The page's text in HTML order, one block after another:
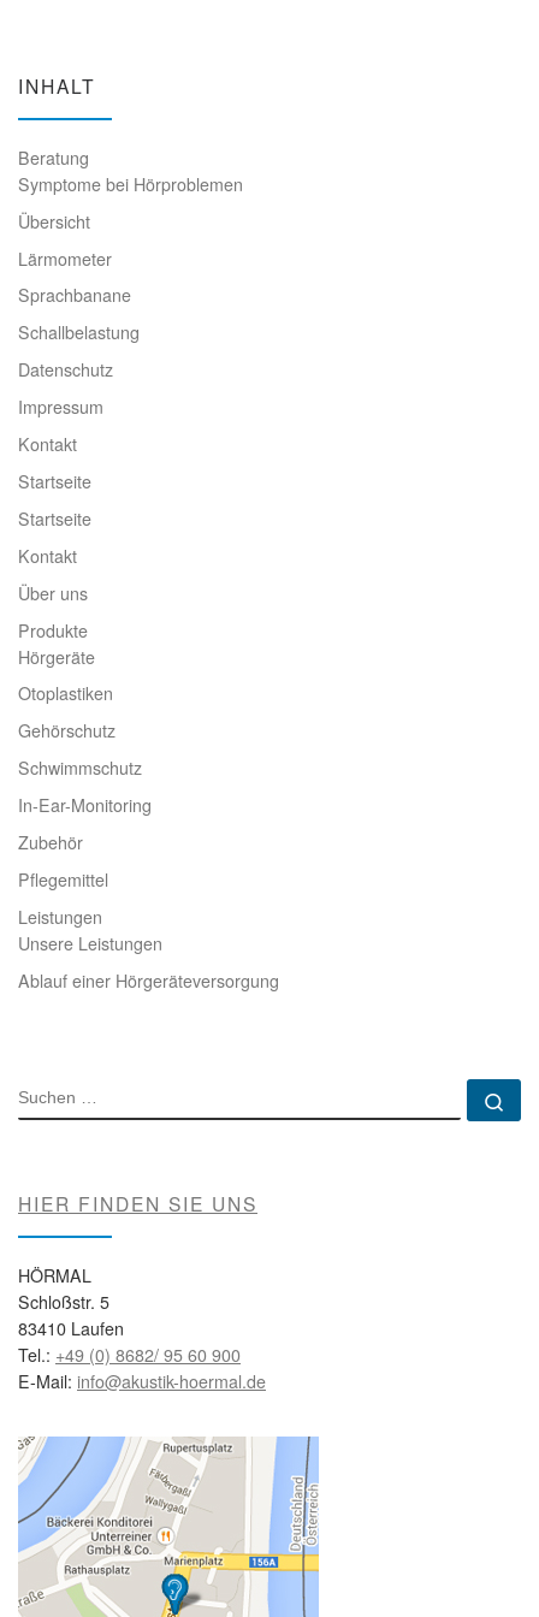
INHALT
Beratung
Symptome bei Hörproblemen
Übersicht
Lärmometer
Sprachbanane
Schallbelastung
Datenschutz
Impressum
Kontakt
Startseite
Startseite
Kontakt
Über uns
Produkte
Hörgeräte
Otoplastiken
Gehörschutz
Schwimmschutz
In-Ear-Monitoring
Zubehör
Pflegemittel
Leistungen
Unsere Leistungen
Ablauf einer Hörgeräteversorgung
SUCHE
HIER FINDEN SIE UNS
HÖRMAL
Schloßstr. 5
83410 Laufen
Tel.: +49 (0) 8682/ 95 60 900
E-Mail: info@akustik-hoermal.de